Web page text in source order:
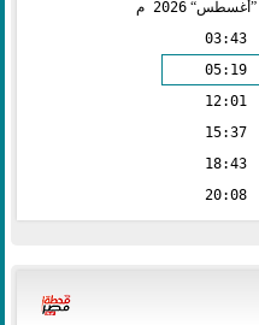
أغسطس 2026 م
03:43
05:19
12:01
15:37
18:43
20:08